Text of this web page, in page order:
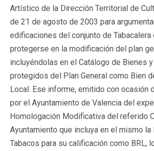
Artístico de la Dirección Territorial de
de 21 de agosto de 2003 para
edificaciones del conjunto de Tabacalera
protegerse en la modificación del plan
incluyéndolas en el Catálogo de Bienes
protegidos del Plan General como Bien
Local. Ese informe, emitido con ocasión
por el Ayuntamiento de Valencia del
Homologación Modificativa del referido
Ayuntamiento que incluya en el mismo la
Tabacos para su calificación como BRL,